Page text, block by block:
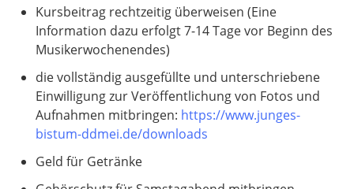
Kursbeitrag rechtzeitig überweisen (Eine
Information dazu erfolgt 7-14 Tage vor Beginn des
Musikerwochenendes)
die vollständig ausgefüllte und unterschriebene
Einwilligung zur Veröffentlichung von Fotos und
Aufnahmen mitbringen: https://www.junges-
bistum-ddmei.de/downloads
Geld für Getränke